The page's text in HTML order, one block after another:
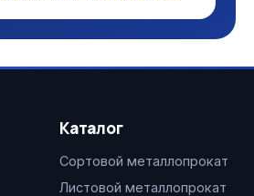
Каталог
Сортовой металлопрокат
Листовой металлопрокат